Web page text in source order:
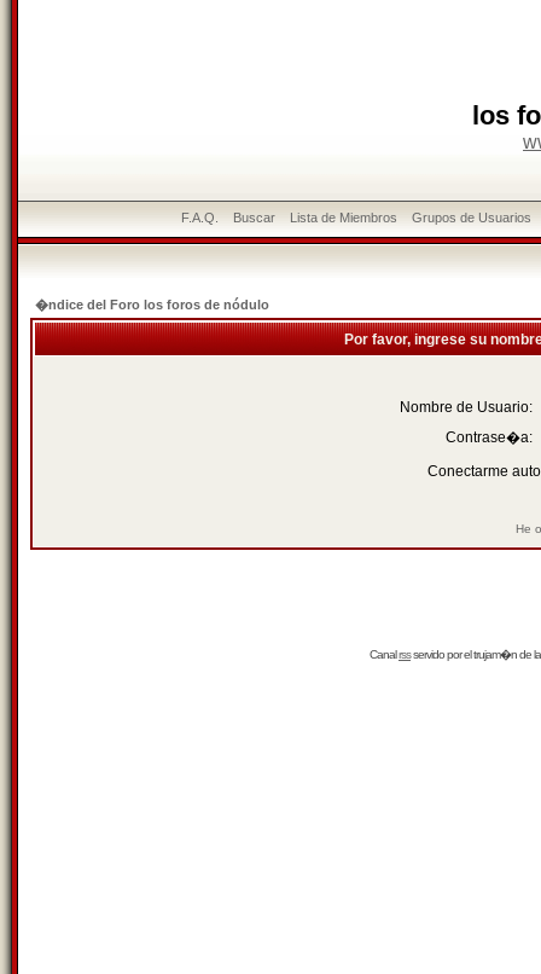
los
F.A.Q. Buscar Lista de Miembros Grupos de Usuarios
�ndice del Foro los foros de nódulo
Por favor, ingrese su
Nombre de Usuario:
Contrase�a:
Conectarme
He
Canalrssservido por eltrujam�nde